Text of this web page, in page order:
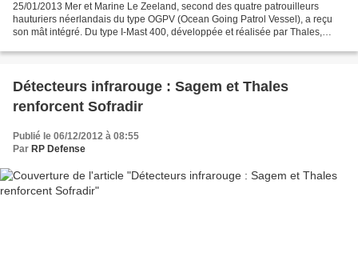
25/01/2013 Mer et Marine Le Zeeland, second des quatre patrouilleurs
hauturiers néerlandais du type OGPV (Ocean Going Patrol Vessel), a reçu
son mât intégré. Du type I-Mast 400, développée et réalisée par Thales,
Détecteurs infrarouge : Sagem et Thales
renforcent Sofradir
Publié le 06/12/2012 à 08:55
Par RP Defense